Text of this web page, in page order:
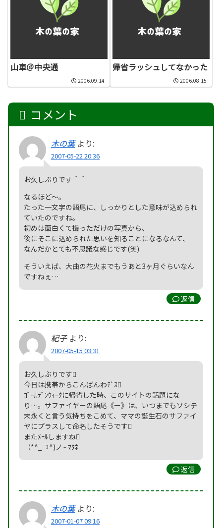
山車＠中央通
2006.09.14
帰省ラッシュしてなかった
2006.08.15
コメント
木の葉 より:
2007-05-22 20:36
お久しぶりです＾＾
なるほど～。
たった一文字の語尾に、しっかりとした意味が込められ
ていたのですね。
初めは面白くて撮っただけの写真から、
後にそこに込められた思いを知ることになるなんて、
なんだかとても不思議な感じです(笑)
そういえば、大曲の花火までもうあと3ヶ月ぐらいなん
ですねぇ…
返信
紀子 より:
2007-05-15 03:31
お久しぶりです
今日は携帯からこんばんわﾃﾞｽ
ｺﾞｰﾙﾃﾞﾝｳｨｰｸに帰省した時、このサイトの話題にな
り…。サファイヤーの語尾《ー》は、いつまでもソシテ
末永くと言う気持ちをこめて、ママの誕生石のサファイ
ヤにプラスして命名したそうです
またﾒｰﾙしますね
（*^_⊃^)ノ~ ﾏﾀﾈ
返信
木の葉 より:
2007-01-07 09:16